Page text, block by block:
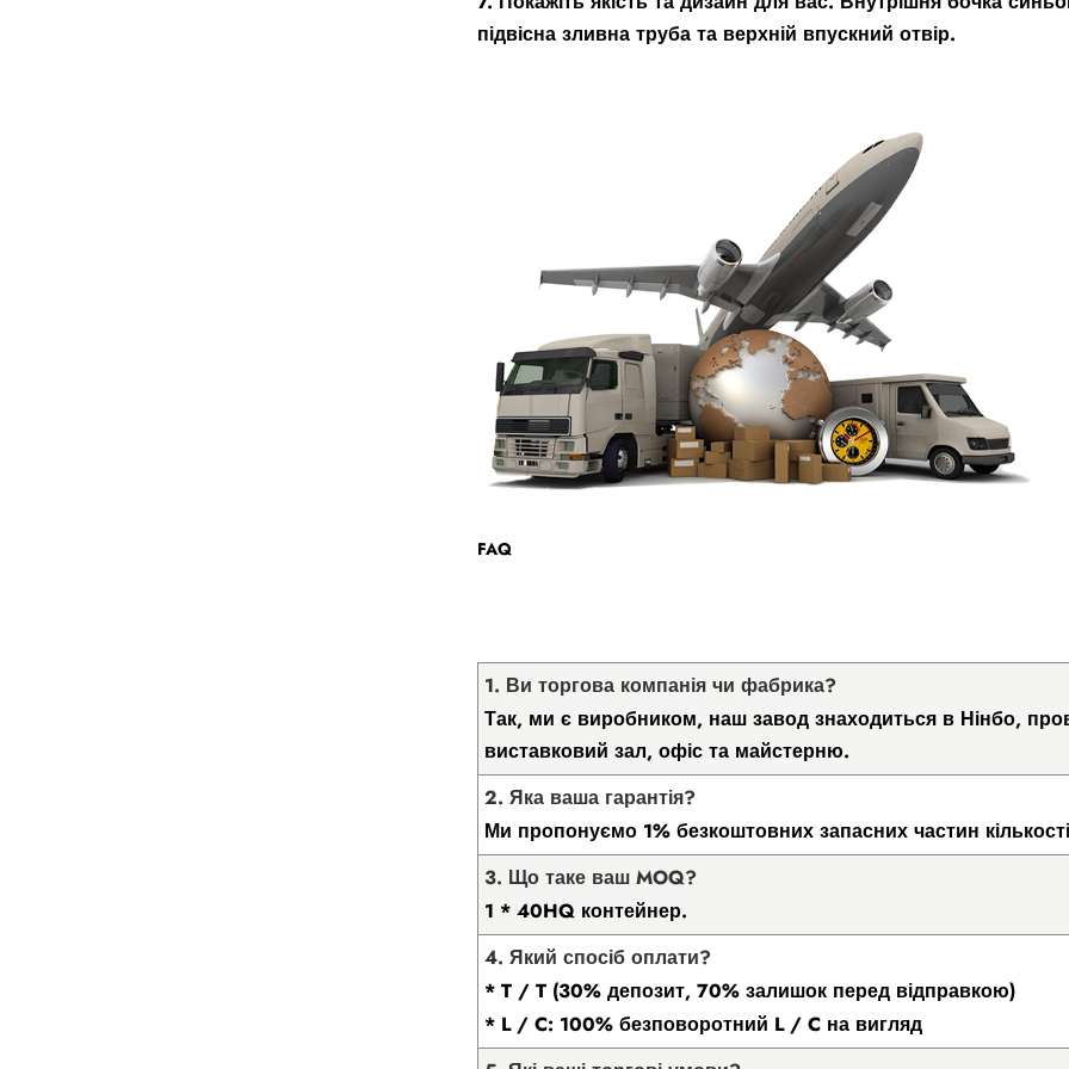
підвісна зливна труба та верхній впускний отвір.
FAQ
1. Ви торгова компанія чи фабрика?
Так, ми є виробником, наш завод знаходиться в Нінбо,
виставковий зал, офіс та майстерню.
2. Яка ваша гарантія?
Ми пропонуємо 1% безкоштовних запасних частин
3. Що таке ваш MOQ?
1 * 40HQ контейнер.
4. Який спосіб оплати?
* T / T (30% депозит, 70% залишок перед відправкою)
* L / C: 100% безповоротний L / C на вигляд